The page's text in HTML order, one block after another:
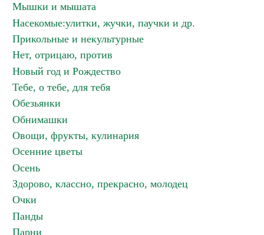
Мышки и мышата
Насекомые:улитки, жучки, паучки и др.
Прикольные и некультурные
Нет, отрицаю, против
Новый год и Рождество
Тебе, о тебе, для тебя
Обезьянки
Обнимашки
Овощи, фрукты, кулинария
Осенние цветы
Осень
Здорово, классно, прекрасно, молодец
Очки
Панды
Парни